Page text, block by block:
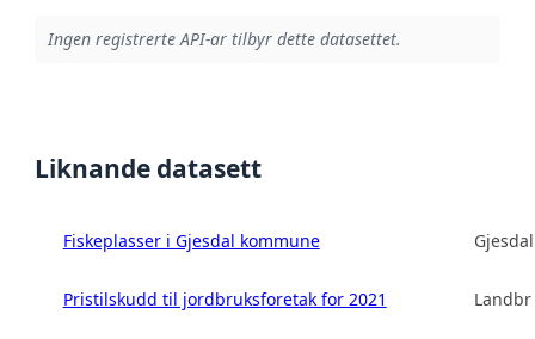
Ingen registrerte API-ar tilbyr dette datasettet.
Liknande datasett
Fiskeplasser i Gjesdal kommune
Pristilskudd til jordbruksforetak for 2021